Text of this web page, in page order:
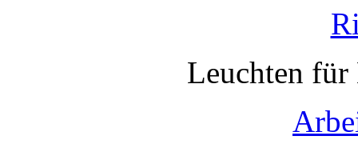
Leuchten für